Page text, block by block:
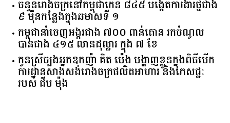
ចំនួន​រោងចក្រ​នៅ​កម្ពុជា​កើន​ ​៨៤៥​ ​បង្កើត​ការងារ​ថ្មី​ជាង​
​៩​ ​ម៉ឺន​កន្លែង​ក្នុង​ឆមាស​ទី ​១​
កម្ពុជានាំចេញអង្ករជាង ៧០០ ពាន់តោន រកចំណូល
បានជាង ៤១៥ លានដុល្លារ ក្នុង ៧ ខែ
កូនស្រីច្បងអ្នកឧកញ៉ា គិត ម៉េង បង្ហាញខ្លួនក្នុងពិធីបើក
ការដ្ឋានសាងសង់រោងចក្រផលិតអាហារ និងភេសជ្ជៈ
របស់ ជីប ម៉ុង